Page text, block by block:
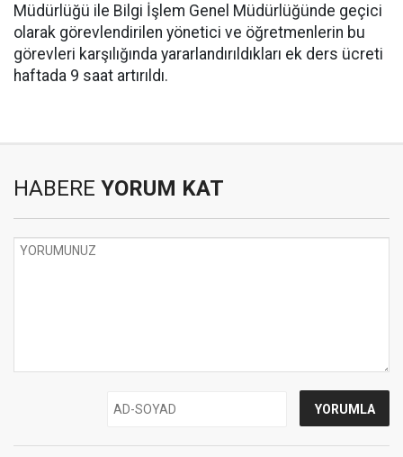
Müdürlüğü ile Bilgi İşlem Genel Müdürlüğünde geçici
olarak görevlendirilen yönetici ve öğretmenlerin bu
görevleri karşılığında yararlandırıldıkları ek ders ücreti
haftada 9 saat artırıldı.
HABERE YORUM KAT